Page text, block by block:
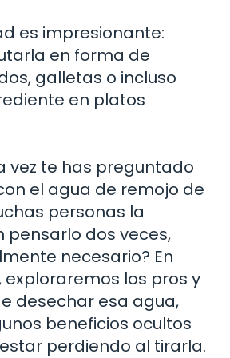
es impresionante:
en forma de
galletas o incluso
en platos
vez te has preguntado
el agua de remojo de
personas la
pensarlo dos veces,
necesario? En
los pros y
desechar esa agua,
beneficios ocultos
perdiendo al tirarla.